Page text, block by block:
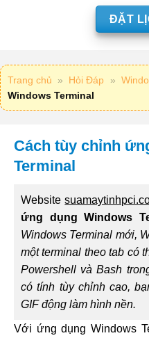
ĐẶT
Trang chủ » Hỏi Đáp »
Windows Terminal
Cách tùy chỉnh
Terminal
Website
ứng dụng Windows
Windows Terminal mới,
một terminal theo tab có
Powershell và Bash
có tính tùy chỉnh cao,
GIF động làm hình nền.
Với ứng dụng Windows